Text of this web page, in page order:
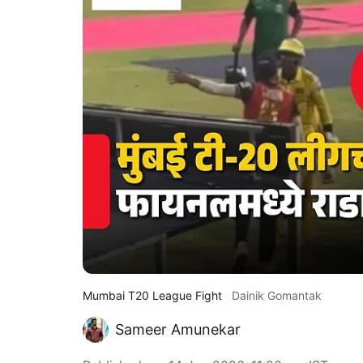
Mumbai T20 League Fight Dainik Gomantak
Sameer Amunekar